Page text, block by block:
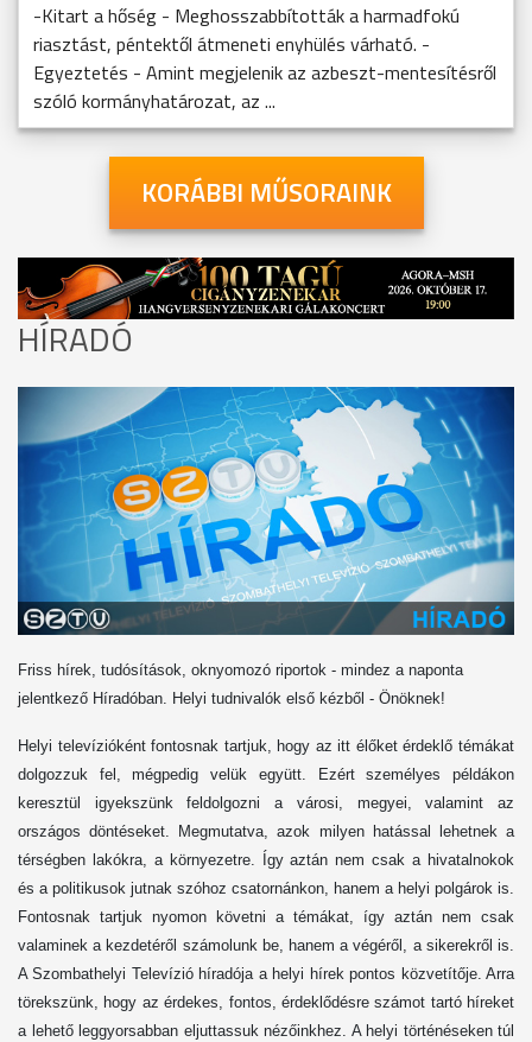
-Kitart a hőség - Meghosszabbították a harmadfokú
riasztást, péntektől átmeneti enyhülés várható. -
Egyeztetés - Amint megjelenik az azbeszt-mentesítésről
szóló kormányhatározat, az ...
KORÁBBI MŰSORAINK
HÍRADÓ
Friss hírek, tudósítások, oknyomozó riportok - mindez a naponta
jelentkező Híradóban. Helyi tudnivalók első kézből - Önöknek!
Helyi televízióként fontosnak tartjuk, hogy az itt élőket érdeklő témákat
dolgozzuk fel, mégpedig velük együtt. Ezért személyes példákon
keresztül igyekszünk feldolgozni a városi, megyei, valamint az
országos döntéseket. Megmutatva, azok milyen hatással lehetnek a
térségben lakókra, a környezetre. Így aztán nem csak a hivatalnokok
és a politikusok jutnak szóhoz csatornánkon, hanem a helyi polgárok is.
Fontosnak tartjuk nyomon követni a témákat, így aztán nem csak
valaminek a kezdetéről számolunk be, hanem a végéről, a sikerekről is.
A Szombathelyi Televízió híradója a helyi hírek pontos közvetítője. Arra
törekszünk, hogy az érdekes, fontos, érdeklődésre számot tartó híreket
a lehető leggyorsabban eljuttassuk nézőinkhez. A helyi történéseken túl